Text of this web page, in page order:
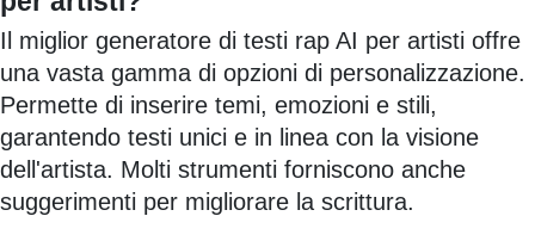
Il miglior generatore di testi rap AI per artisti offre
una vasta gamma di opzioni di personalizzazione.
Permette di inserire temi, emozioni e stili,
garantendo testi unici e in linea con la visione
dell'artista. Molti strumenti forniscono anche
suggerimenti per migliorare la scrittura.